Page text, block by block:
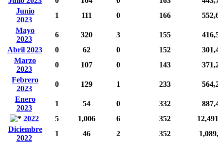
Junio
2023
1 111 0 166
Mayo
2023
6 320 3 155
Abril 2023
0 62 0 152
Marzo
2023
0 107 0 143
Febrero
2023
0 129 1 233
Enero
2023
1 54 0 332
2022
5 1,006 6 352
Diciembre
2022
1 46 2 352